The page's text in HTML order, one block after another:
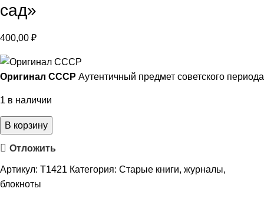
сад»
400,00 ₽
Оригинал СССР Аутентичный предмет советского периода
1 в наличии
В корзину
Отложить
Артикул: Т1421 Категория: Старые книги, журналы,
блокноты